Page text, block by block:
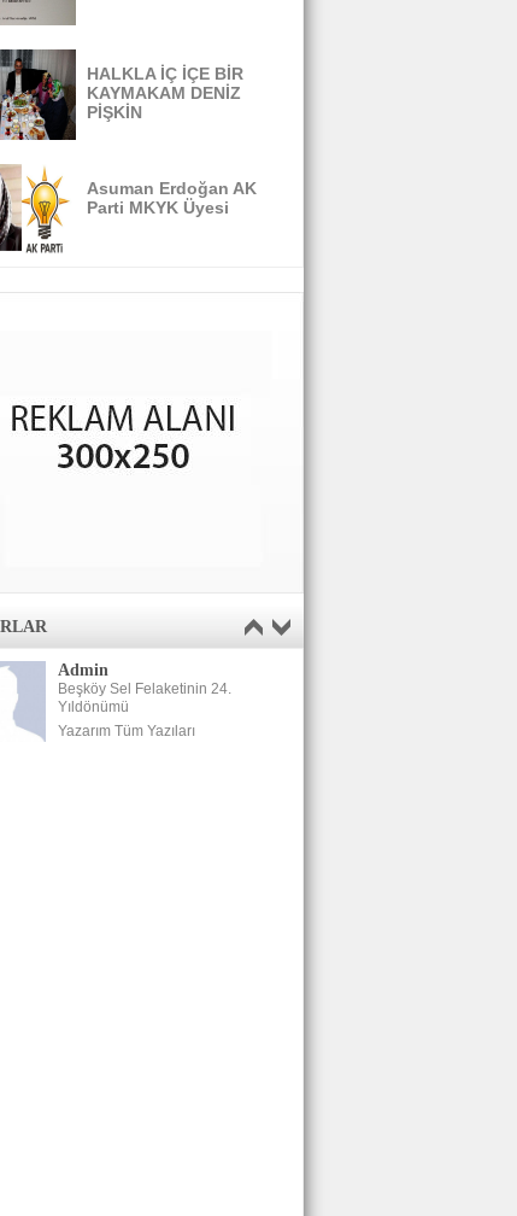
HALKLA İÇ İÇE BİR
KAYMAKAM DENİZ
PİŞKİN
Asuman Erdoğan AK
Parti MKYK Üyesi
Admin
Beşköy Sel Felaketinin 24.
Yıldönümü
Yazarım Tüm Yazıları